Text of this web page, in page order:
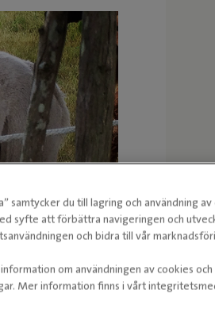
samtycker du till lagring och användning av
syfte att förbättra navigeringen och
och bidra till vår
om användningen av cookies
Mer information finns i vårt